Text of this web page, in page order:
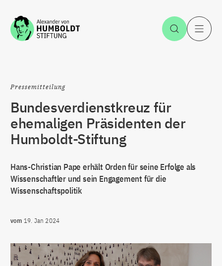
Zum Inhalt springen Suche
Pressemitteilung
Bundesverdienstkreuz für
ehemaligen Präsidenten der
Humboldt-Stiftung
Hans-Christian Pape erhält Orden für seine Erfolge als
Wissenschaftler und sein Engagement für die
Wissenschaftspolitik
vom 19. Jan 2024